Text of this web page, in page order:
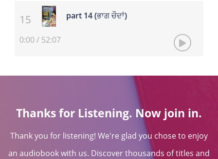
part 14 (ਭਾਗ ਚੌਦਾਂ)
0:00/ 52:07
Thanks for Listening. Now join in.
Thank you for listening! We're glad you chose to enjoy
an audiobook with us. Discover thousands of titles and